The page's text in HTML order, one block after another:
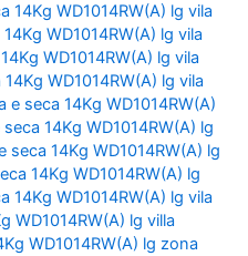
14Kg WD1014RW(A) lg vila
WD1014RW(A) lg vila
WD1014RW(A) lg vila
WD1014RW(A) lg vila
e seca 14Kg WD1014RW(A)
14Kg WD1014RW(A) lg
seca 14Kg WD1014RW(A) lg
14Kg WD1014RW(A) lg
14Kg WD1014RW(A) lg vila
WD1014RW(A) lg villa
WD1014RW(A) lg zona